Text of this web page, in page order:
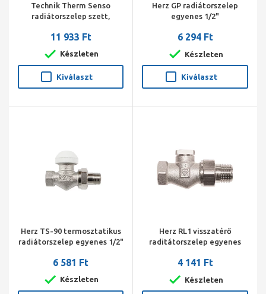
Technik Therm Senso
radiátorszelep szett,
(radiátorszelep, visszatérő
szelep, termosztát fej)
11 933 Ft
Készleten
Kiválaszt
Herz GP radiátorszelep
egyenes 1/2"
6 294 Ft
Készleten
Kiválaszt
Herz TS-90 termosztatikus
radiátorszelep egyenes 1/2"
6 581 Ft
Készleten
Herz RL1 visszatérő
raditátorszelep egyenes
4 141 Ft
Készleten